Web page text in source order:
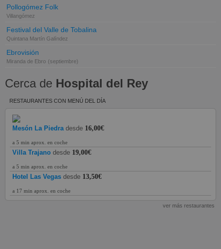
Pollogómez Folk
Villangómez
Festival del Valle de Tobalina
Quintana Martín Galíndez
Ebrovisión
Miranda de Ebro (septiembre)
Cerca de Hospital del Rey
RESTAURANTES CON MENÚ DEL DÍA
Mesón La Piedra desde 16,00€
a 5 min aprox. en coche
Villa Trajano desde 19,00€
a 5 min aprox. en coche
Hotel Las Vegas desde 13,50€
a 17 min aprox. en coche
ver más restaurantes